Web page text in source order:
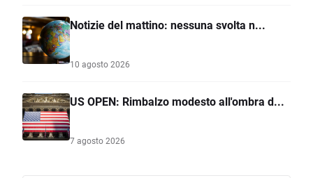
Notizie del mattino: nessuna svolta n...
10 agosto 2026
US OPEN: Rimbalzo modesto all'ombra d...
7 agosto 2026